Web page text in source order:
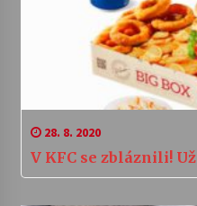
28. 8. 2020
V KFC se zbláznili!